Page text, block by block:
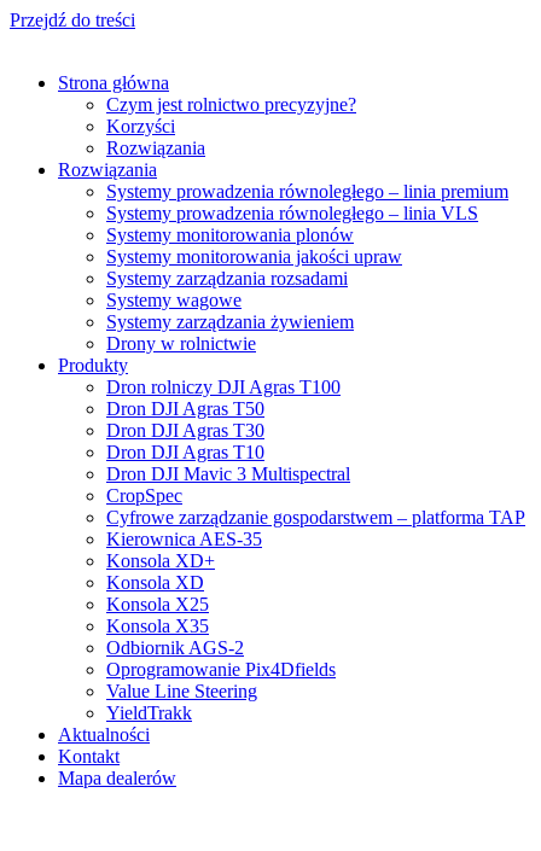
Przejdź do treści
Strona główna
Czym jest rolnictwo precyzyjne?
Korzyści
Rozwiązania
Rozwiązania
Systemy prowadzenia równoległego – linia premium
Systemy prowadzenia równoległego – linia VLS
Systemy monitorowania plonów
Systemy monitorowania jakości upraw
Systemy zarządzania rozsadami
Systemy wagowe
Systemy zarządzania żywieniem
Drony w rolnictwie
Produkty
Dron rolniczy DJI Agras T100
Dron DJI Agras T50
Dron DJI Agras T30
Dron DJI Agras T10
Dron DJI Mavic 3 Multispectral
CropSpec
Cyfrowe zarządzanie gospodarstwem – platforma TAP
Kierownica AES-35
Konsola XD+
Konsola XD
Konsola X25
Konsola X35
Odbiornik AGS-2
Oprogramowanie Pix4Dfields
Value Line Steering
YieldTrakk
Aktualności
Kontakt
Mapa dealerów